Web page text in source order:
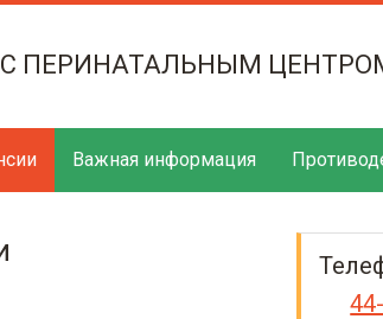
ПЕРИНАТАЛЬНЫМ
Важная информация